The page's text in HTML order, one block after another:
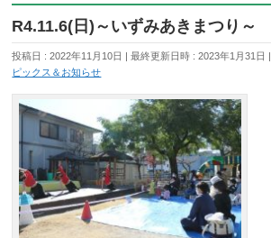
R4.11.6(日)～いずみあきまつり～
投稿日 : 2022年11月10日 最終更新日時 : 2023年1月31日
ピックス＆お知らせ